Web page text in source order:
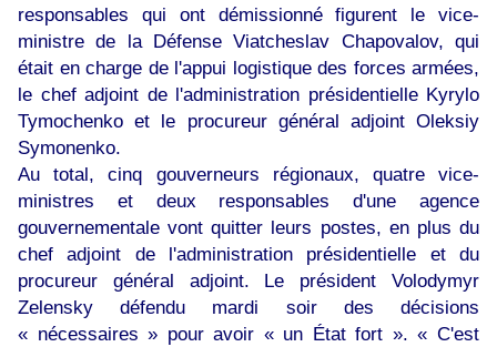
responsables qui ont démissionné figurent le vice-
ministre de la Défense Viatcheslav Chapovalov, qui
était en charge de l'appui logistique des forces armées,
le chef adjoint de l'administration présidentielle Kyrylo
Tymochenko et le procureur général adjoint Oleksiy
Symonenko.
Au total, cinq gouverneurs régionaux, quatre vice-
ministres et deux responsables d'une agence
gouvernementale vont quitter leurs postes, en plus du
chef adjoint de l'administration présidentielle et du
procureur général adjoint. Le président Volodymyr
Zelensky défendu mardi soir des décisions
« nécessaires » pour avoir « un État fort ». « C'est